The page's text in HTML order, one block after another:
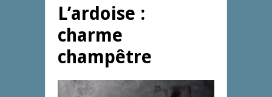
L’ardoise :
charme
champêtre